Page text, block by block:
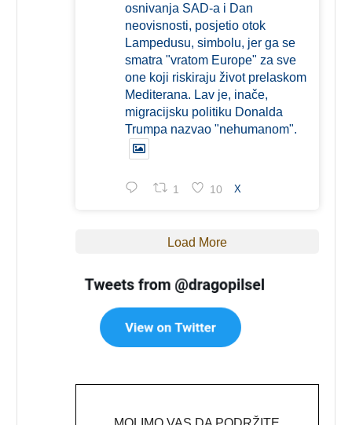
osnivanja SAD-a i Dan
neovisnosti, posjetio otok
Lampedusu, simbolu, jer ga se
smatra "vratom Europe" za sve
one koji riskiraju život prelaskom
Mediterana. Lav je, inače,
migracijsku politiku Donalda
Trumpa nazvao "nehumanom".
1 10 X
Load More